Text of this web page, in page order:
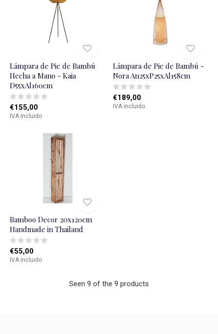
Lámpara de Pie de Bambú
Hecha a Mano - Kaia
D55xAl160cm
€155,00
IVA incluido
Lámpara de Pie de Bambú -
Nora An25xP25xAl158cm
€189,00
IVA incluido
Bamboo Decor 20x120cm
Handmade in Thailand
€55,00
IVA incluido
Seen 9 of the 9 products